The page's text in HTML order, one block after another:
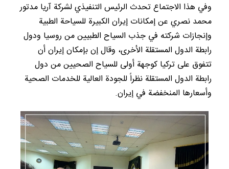
وفي هذا الاجتماع تحدث الرئيس التنفيذي لشركة آريا مدتور
محمد نصري عن إمكانات إيران الكبيرة للسياحة الطبية
وإنجازات شركته في جذب السياح الطبيين من روسيا ودول
رابطة الدول المستقلة الأخرى، وقال إن بإمكان إيران أن
تتفوق على تركيا كوجهة أولى للسياح الصحيين من دول
رابطة الدول المستقلة نظراً للجودة العالية للخدمات الصحية
وأسعارها المنخفضة في إيران.